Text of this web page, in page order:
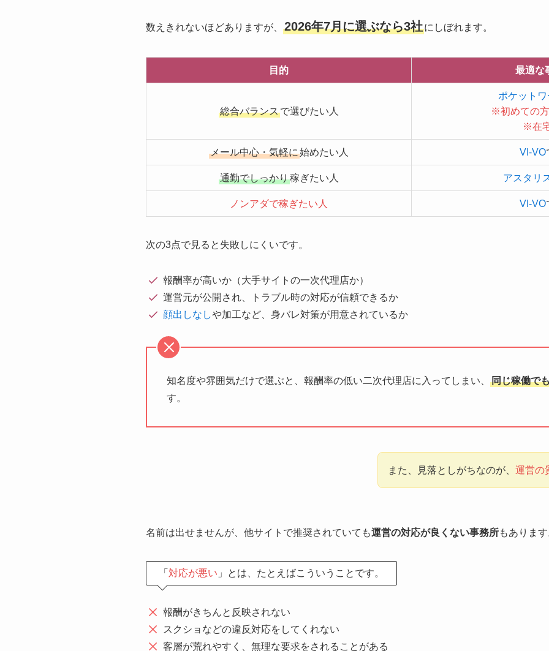
数えきれないほどありますが、 2026年7月に選ぶなら3社にしぼれます。
目的 最適な
総合バランスで選びたい人
ポケット
※初めての
※在
メール中心・気軽に始めたい人 VI-VO
通勤でしっかり稼ぎたい人 アスタリ
ノンアダで稼ぎたい人 VI-VO
次の3点で見ると失敗しにくいです。
報酬率が高いか（大手サイトの一次代理店か）
運営元が公開され、トラブル時の対応が信頼できるか
顔出しなしや加工など、身バレ対策が用意されているか
知名度や雰囲気だけで選ぶと、報酬率の低い二次代理店に入ってしまい、
同じ稼働で
す。
また、見落としがちなのが、 運営の
名前は出せませんが、他サイトで推奨されていても運営の対応が良くない事務所もありま
「 対応が悪い 」とは、たとえばこういうことです。
報酬がきちんと反映されない
スクショなどの違反対応をしてくれない
客層が荒れやすく、無理な要求をされることがある